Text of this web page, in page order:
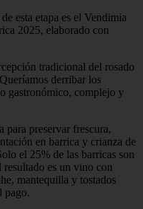
esta etapa es el Vendimia
2025, elaborado con
tradicional del rosado
derribar los
gastronómico, complejo y
para preservar frescura,
en barrica y crianza de
el 25% de las barricas son
resultado es un vino con
mantequilla y tostados
pago.